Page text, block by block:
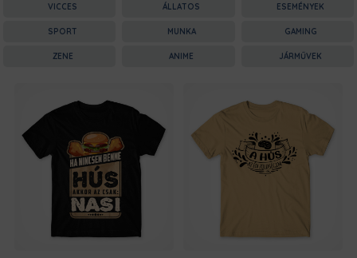
VICCES ÁLLATOS ESEMÉNYEK
SPORT MUNKA GAMING
ZENE ANIME JÁRMŰVEK